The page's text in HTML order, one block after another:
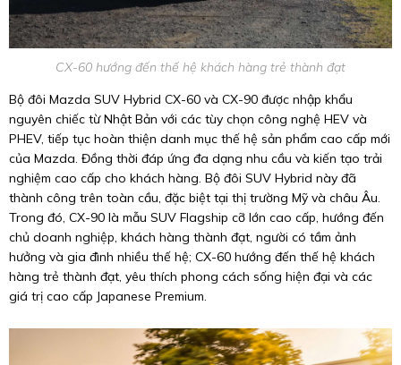
CX-60 hướng đến thế hệ khách hàng trẻ thành đạt
Bộ đôi Mazda SUV Hybrid CX-60 và CX-90 được nhập khẩu
nguyên chiếc từ Nhật Bản với các tùy chọn công nghệ HEV và
PHEV, tiếp tục hoàn thiện danh mục thế hệ sản phẩm cao cấp mới
của Mazda. Đồng thời đáp ứng đa dạng nhu cầu và kiến tạo trải
nghiệm cao cấp cho khách hàng. Bộ đôi SUV Hybrid này đã
thành công trên toàn cầu, đặc biệt tại thị trường Mỹ và châu Âu.
Trong đó, CX-90 là mẫu SUV Flagship cỡ lớn cao cấp, hướng đến
chủ doanh nghiệp, khách hàng thành đạt, người có tầm ảnh
hưởng và gia đình nhiều thế hệ; CX-60 hướng đến thế hệ khách
hàng trẻ thành đạt, yêu thích phong cách sống hiện đại và các
giá trị cao cấp Japanese Premium.